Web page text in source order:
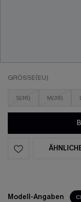
GRÖSSE(EU)
S(36) M(38)
Modell-Angaben